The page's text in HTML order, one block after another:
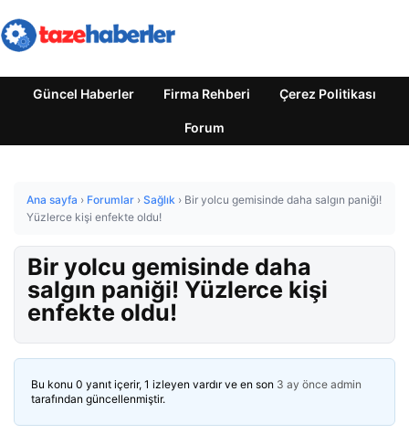
Güncel Haberler Firma Rehberi Çerez Politikası
Forum
Ana sayfa › Forumlar › Sağlık › Bir yolcu gemisinde daha salgın paniği!
Yüzlerce kişi enfekte oldu!
Bir yolcu gemisinde daha
salgın paniği! Yüzlerce kişi
enfekte oldu!
Bu konu 0 yanıt içerir, 1 izleyen vardır ve en son 3 ay önce admin
tarafından güncellenmiştir.